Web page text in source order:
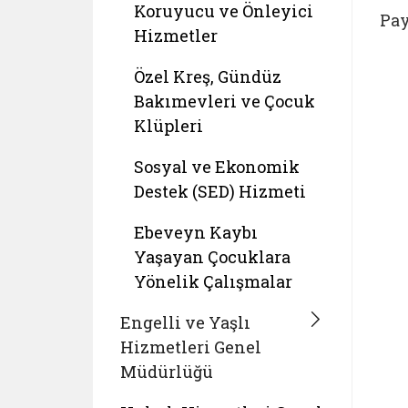
Koruyucu ve Önleyici
Hizmetler
Özel Kreş, Gündüz
Bakımevleri ve Çocuk
Klüpleri
Sosyal ve Ekonomik
Destek (SED) Hizmeti
Ebeveyn Kaybı
Yaşayan Çocuklara
Yönelik Çalışmalar
Engelli ve Yaşlı
Hizmetleri Genel
Müdürlüğü